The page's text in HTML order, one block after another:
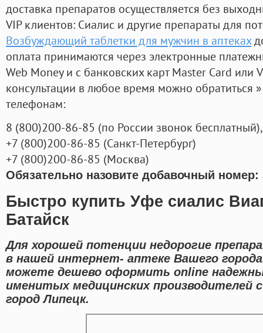
доставка препаратов осуществляется без
VIP клиентов: Сиалис и другие препараты для
Возбуждающий таблетки для мужчин в аптеках
оплата принимаются через электронные
Web Money и с банковских карт Master Card или
консультации в любое время можно обратиться
телефонам:
8 (800)200-86-85 (по России звонок бесплатный),
+7 (800)200-86-85 (Санкт-Петербург)
+7 (800)200-86-85 (Москва)
Обязательно назовите добавочный номер:
Быстро купить Уфе сиалис
Батайск
Для хорошей потенции недорогие
в нашей интернет- аптеке Вашего
можете дешево оформить online
именитых медицинских производителей
город Липецк.